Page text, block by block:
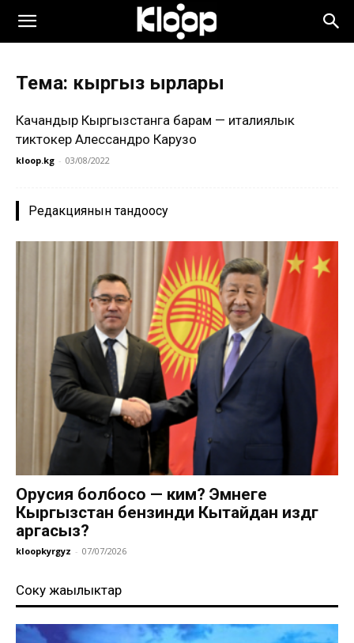
Тема: кыргыз ырлары
Качандыр Кыргызстанга барам — италиялык
тиктокер Алессандро Карузо
kloop.kg - 03/08/2022
Редакциянын тандоосу
Орусия болбосо — ким? Эмнеге
Кыргызстан бензинди Кытайдан издөөгө
аргасыз?
kloopkyrgyz - 07/07/2026
Соңку жаңылыктар